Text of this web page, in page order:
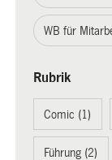
WB für
Rubrik
Comic (1)
Führung (2)